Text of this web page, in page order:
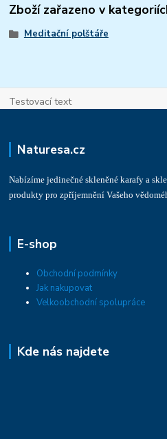
Zboží zařazeno v
Meditační polštáře
Testovací text
Naturesa.cz
Nabízíme jedinečné skleněné karafy a
produkty pro zpříjemnění Vašeho
E-shop
Obchodní podmínky
Jak nakupovat
Velkoobchodní spolupráce
Kde nás najdete